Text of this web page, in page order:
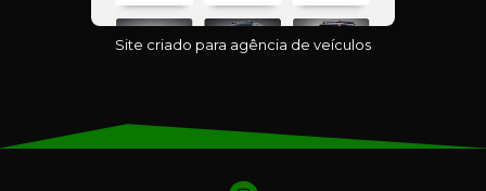
Site criado para agência de veículos